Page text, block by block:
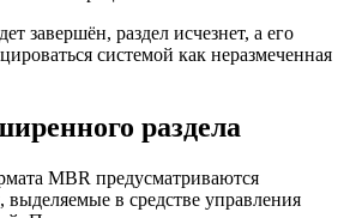
завершён, раздел исчезнет, а его
системой как неразмеченная
раздела
MBR предусматриваются
в средстве управления